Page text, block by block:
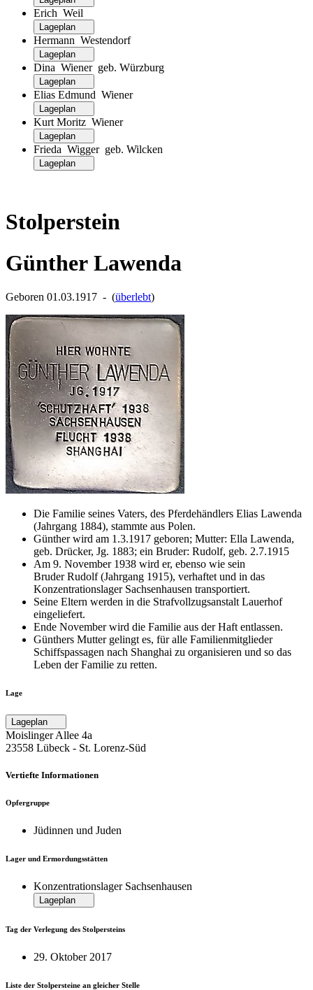
Erich Weil
Hermann Westendorf
Dina Wiener geb. Würzburg
Elias Edmund Wiener
Kurt Moritz Wiener
Frieda Wigger geb. Wilcken
Stolperstein
Günther Lawenda
Geboren 01.03.1917 ‐ (überlebt)
Die Familie seines Vaters, des Pferdehändlers Elias Lawenda
(Jahrgang 1884), stammte aus Polen.
Günther wird am 1.3.1917 geboren; Mutter: Ella Lawenda,
geb. Drücker, Jg. 1883; ein Bruder: Rudolf, geb. 2.7.1915
Am 9. November 1938 wird er, ebenso wie sein
Bruder Rudolf (Jahrgang 1915), verhaftet und in das
Konzentrationslager Sachsenhausen transportiert.
Seine Eltern werden in die Strafvollzugsanstalt Lauerhof
eingeliefert.
Ende November wird die Familie aus der Haft entlassen.
Günthers Mutter gelingt es, für alle Familienmitglieder
Schiffspassagen nach Shanghai zu organisieren und so das
Leben der Familie zu retten.
Lage
Moislinger Allee 4a
23558 Lübeck ‐ St. Lorenz-Süd
Vertiefte Informationen
Opfergruppe
Jüdinnen und Juden
Lager und Ermordungsstätten
Konzentrationslager Sachsenhausen
Tag der Verlegung des Stolpersteins
29. Oktober 2017
Liste der Stolpersteine an gleicher Stelle